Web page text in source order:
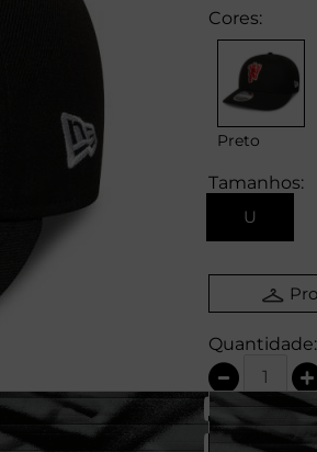
Cores:
Preto
Tamanhos:
U
Quantidade: